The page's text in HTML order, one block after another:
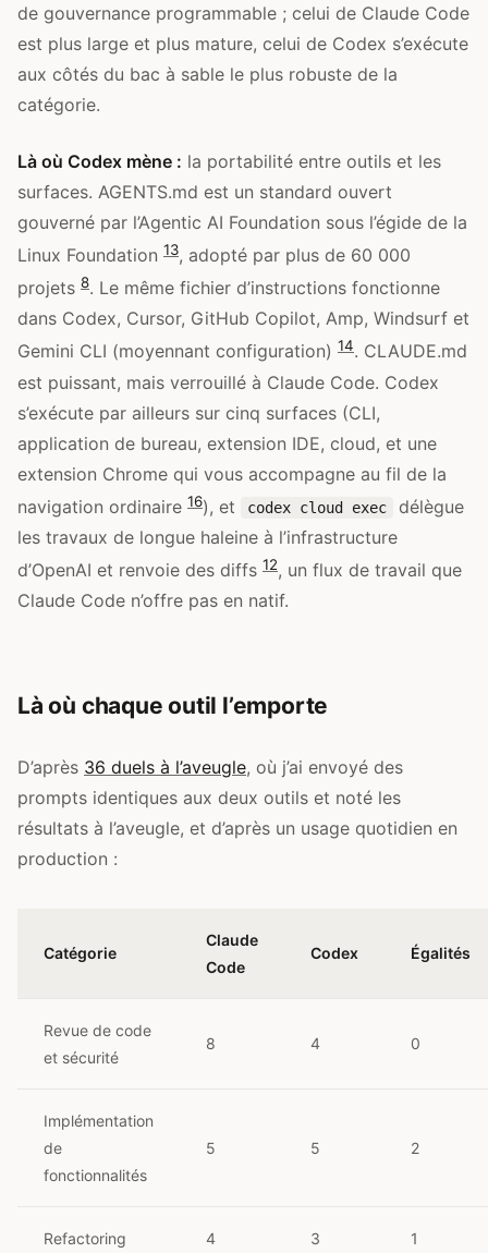
de gouvernance programmable ; celui de Claude Code
est plus large et plus mature, celui de Codex s’exécute
aux côtés du bac à sable le plus robuste de la
catégorie.
Là où Codex mène : la portabilité entre outils et les
surfaces. AGENTS.md est un standard ouvert
gouverné par l’Agentic AI Foundation sous l’égide de la
Linux Foundation 13, adopté par plus de 60 000
projets 8. Le même fichier d’instructions fonctionne
dans Codex, Cursor, GitHub Copilot, Amp, Windsurf et
Gemini CLI (moyennant configuration) 14. CLAUDE.md
est puissant, mais verrouillé à Claude Code. Codex
s’exécute par ailleurs sur cinq surfaces (CLI,
application de bureau, extension IDE, cloud, et une
extension Chrome qui vous accompagne au fil de la
navigation ordinaire 16), et codex cloud exec
délègue
les travaux de longue haleine à l’infrastructure
d’OpenAI et renvoie des diffs 12, un flux de travail que
Claude Code n’offre pas en natif.
Là où chaque outil l’emporte
D’après 36 duels à l’aveugle, où j’ai envoyé des
prompts identiques aux deux outils et noté les
résultats à l’aveugle, et d’après un usage quotidien en
production :
Catégorie
Claude
Code
Codex Égalités
Revue de code
et sécurité
8 4 0
Implémentation
de
fonctionnalités
5 5 2
Refactoring 4 3 1